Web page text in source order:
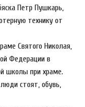
Петр Пушкарь,
технику от
Святого Николая,
Федерации в
школы при храме.